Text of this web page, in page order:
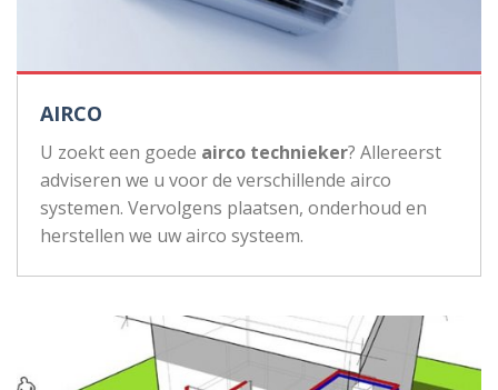
AIRCO
U zoekt een goede airco technieker? Allereerst
adviseren we u voor de verschillende airco
systemen. Vervolgens plaatsen, onderhoud en
herstellen we uw airco systeem.